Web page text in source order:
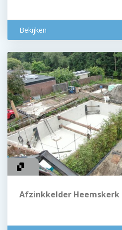
Bekijken
Afzinkkelder Heemskerk